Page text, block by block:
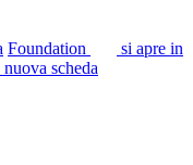
Foundation
si apre in
scheda